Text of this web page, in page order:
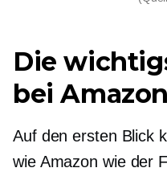
Die
bei
Auf den ersten Blick
wie Amazon wie der